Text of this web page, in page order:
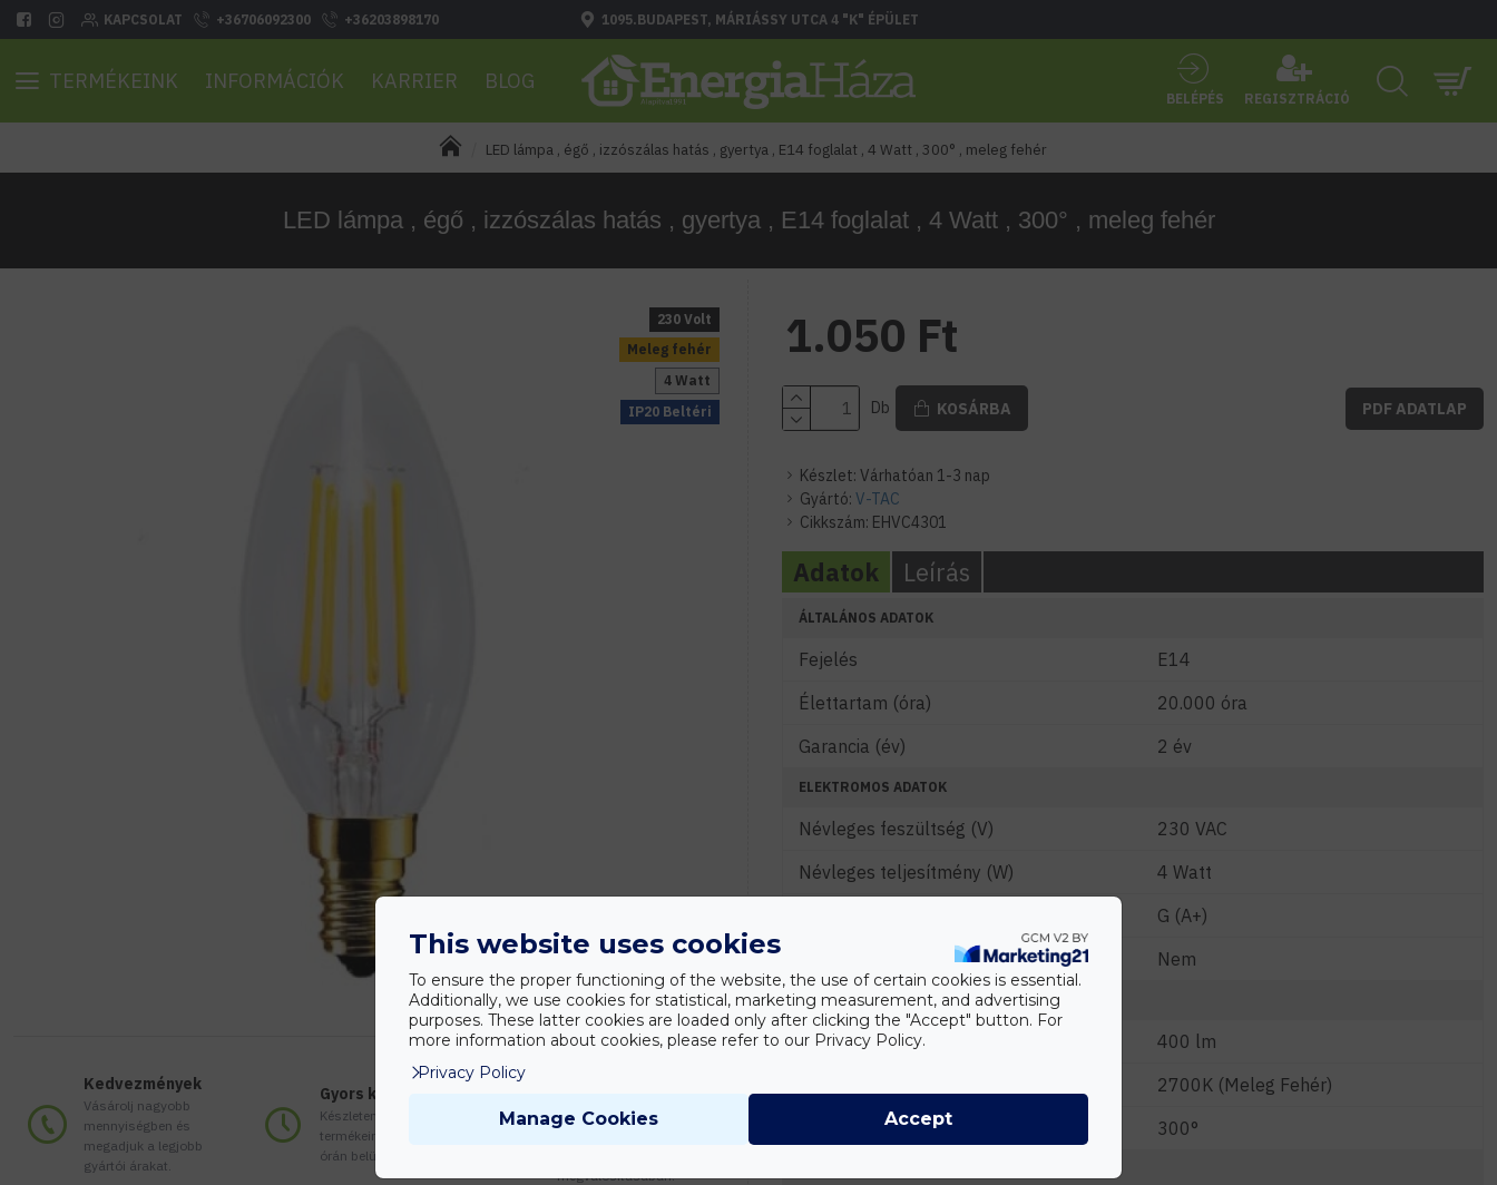
KAPCSOLAT +36706092300 +36203898170 1095.BUDAPEST, MÁRIÁSSY UTCA 4 "K" ÉPÜLET
TERMÉKEINK INFORMÁCIÓK KARRIER BLOG
BELÉPÉS REGISZTRÁCIÓ
LED lámpa , égő , izzószálas hatás , gyertya , E14 foglalat , 4 Watt , 300° , meleg fehér
LED lámpa , égő , izzószálas hatás , gyertya , E14 foglalat , 4 Watt , 300° , meleg fehér
Meleg fehér
IP20 Beltéri
4 Watt
230 Volt
Kedvezmények
Vásárolj nagyobb
mennyiségben és
megadjuk a legjobb
gyártói árakat.
Gyors kiszállítás
Készleten lévő
termékeinket akár 24
órán belül megkaphatod!
elgondolásodat és
megvalósításában.
Készlet: Várhatóan 1-3 nap
Gyártó: V-TAC
Cikkszám: EHVC4301
1.050 Ft
Db KOSÁRBA PDF ADATLAP
Adatok Leírás
ÁLTALÁNOS ADATOK
Fejelés
E14
Élettartam (óra)
20.000 óra
Garancia (év)
2 év
ELEKTROMOS ADATOK
Névleges feszültség (V)
230 VAC
Névleges teljesítmény (W)
4 Watt
G (A+)
Nem
FÉNYTECHNIKAI ADATOK
Fényáram (lm)
400 lm
2700K (Meleg Fehér)
Sugárzási szög (°)
300°
This website uses cookies
To ensure the proper functioning of the website, the use of certain cookies is essential.
Additionally, we use cookies for statistical, marketing measurement, and advertising
purposes. These latter cookies are loaded only after clicking the "Accept" button. For
more information about cookies, please refer to our Privacy Policy.
Privacy Policy
Manage Cookies Accept